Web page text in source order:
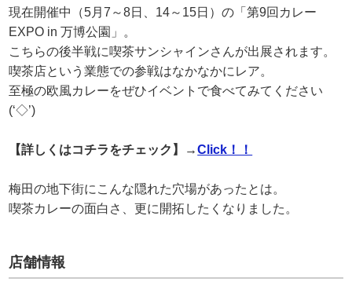
現在開催中（5月7～8日、14～15日）の「第9回カレー
EXPO in 万博公園」。
こちらの後半戦に喫茶サンシャインさんが出展されます。
喫茶店という業態での参戦はなかなかにレア。
至極の欧風カレーをぜひイベントで食べてみてください
(‘◇’)ゞ
【詳しくはコチラをチェック】→Click！！
梅田の地下街にこんな隠れた穴場があったとは。
喫茶カレーの面白さ、更に開拓したくなりました。
店舗情報